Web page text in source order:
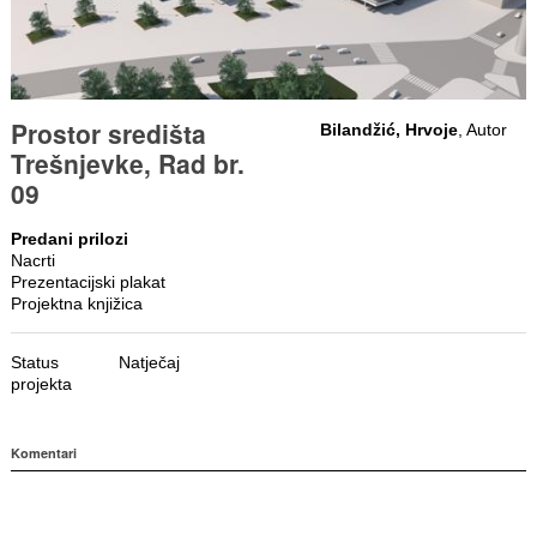
Prostor središta
Trešnjevke, Rad br.
09
Bilandžić, Hrvoje , Autor
Predani prilozi
Nacrti
Prezentacijski plakat
Projektna knjižica
Status
projekta
Natječaj
Komentari